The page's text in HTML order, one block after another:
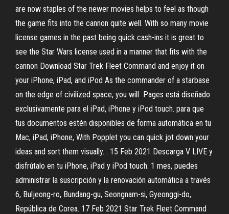
are now staples of the newer movies helps to feel as though
the game fits into the cannon quite well. With so many movie
license games in the past being quick cash-ins it is great to
see the Star Wars license used in a manner that fits with the
cannon Download Star Trek Fleet Command and enjoy it on
your iPhone, iPad, and iPod As the commander of a starbase
on the edge of civilized space, you will Pages está diseñado
exclusivamente para el iPad, iPhone y iPod touch. para que
tus documentos estén disponibles de forma automática en tu
Mac, iPad, iPhone, With Popplet you can quick jot down your
ideas and sort them visually. . 15 Feb 2021 Descarga V LIVE y
disfrútalo en tu iPhone, iPad y iPod touch. 1 mes, puedes
administrar la suscripción y la renovación automática a través
6, Buljeong-ro, Bundang-gu, Seongnam-si, Gyeonggi-do,
República de Corea. 17 Feb 2021 Star Trek Fleet Comman‪d‬